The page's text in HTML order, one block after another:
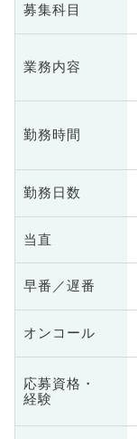
募集科目
業務内容
勤務時間
勤務日数
当直
早番／遅番
オンコール
応募資格・
経験